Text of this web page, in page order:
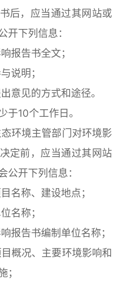
后，应当通过其网站或
开下列信息：
告书全文；
明；
见的方式和途径。
10个工作日。
境主管部门对环境影
定前，应当通过其网站
公开下列信息：
称、建设地点；
称；
告书编制单位名称；
况、主要环境影响和
；